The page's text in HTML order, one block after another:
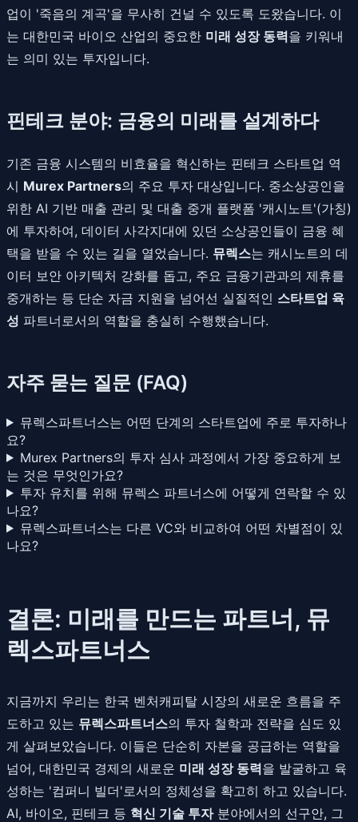
업이 '죽음의 계곡'을 무사히 건널 수 있도록 도왔습니다. 이
는 대한민국 바이오 산업의 중요한 미래 성장 동력을 키워내
는 의미 있는 투자입니다.
핀테크 분야: 금융의 미래를 설계하다
기존 금융 시스템의 비효율을 혁신하는 핀테크 스타트업 역
시 Murex Partners의 주요 투자 대상입니다. 중소상공인을
위한 AI 기반 매출 관리 및 대출 중개 플랫폼 '캐시노트'(가칭)
에 투자하여, 데이터 사각지대에 있던 소상공인들이 금융 혜
택을 받을 수 있는 길을 열었습니다. 뮤렉스는 캐시노트의 데
이터 보안 아키텍처 강화를 돕고, 주요 금융기관과의 제휴를
중개하는 등 단순 자금 지원을 넘어선 실질적인 스타트업 육
성 파트너로서의 역할을 충실히 수행했습니다.
자주 묻는 질문 (FAQ)
뮤렉스파트너스는 어떤 단계의 스타트업에 주로 투자하나
요?
Murex Partners의 투자 심사 과정에서 가장 중요하게 보
는 것은 무엇인가요?
투자 유치를 위해 뮤렉스 파트너스에 어떻게 연락할 수 있
나요?
뮤렉스파트너스는 다른 VC와 비교하여 어떤 차별점이 있
나요?
결론: 미래를 만드는 파트너, 뮤
렉스파트너스
지금까지 우리는 한국 벤처캐피탈 시장의 새로운 흐름을 주
도하고 있는 뮤렉스파트너스의 투자 철학과 전략을 심도 있
게 살펴보았습니다. 이들은 단순히 자본을 공급하는 역할을
넘어, 대한민국 경제의 새로운 미래 성장 동력을 발굴하고 육
성하는 '컴퍼니 빌더'로서의 정체성을 확고히 하고 있습니다.
AI, 바이오, 핀테크 등 혁신 기술 투자분야에서의 선구안, 그